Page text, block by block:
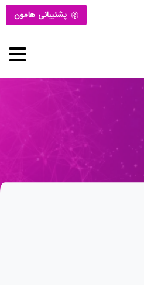
پشتیبانی هامون